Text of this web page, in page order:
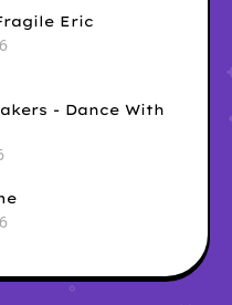
Eric
- Dance With